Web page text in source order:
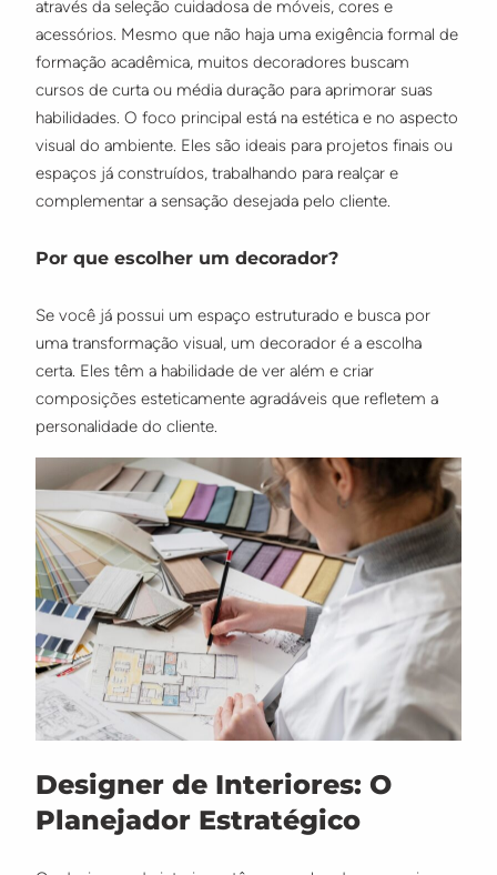
através da seleção cuidadosa de móveis, cores e
acessórios. Mesmo que não haja uma exigência formal de
formação acadêmica, muitos decoradores buscam
cursos de curta ou média duração para aprimorar suas
habilidades. O foco principal está na estética e no aspecto
visual do ambiente. Eles são ideais para projetos finais ou
espaços já construídos, trabalhando para realçar e
complementar a sensação desejada pelo cliente.
Por que escolher um decorador?
Se você já possui um espaço estruturado e busca por
uma transformação visual, um decorador é a escolha
certa. Eles têm a habilidade de ver além e criar
composições esteticamente agradáveis que refletem a
personalidade do cliente.
Designer de Interiores: O
Planejador Estratégico